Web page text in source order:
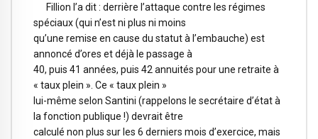
Fillion l’a dit : derrière l’attaque contre les régimes
spéciaux (qui n’est ni plus ni moins
qu’une remise en cause du statut à l’embauche) est
annoncé d’ores et déjà le passage à
40, puis 41 années, puis 42 annuités pour une retraite à
« taux plein ». Ce « taux plein »
lui-même selon Santini (rappelons le secrétaire d’état à
la fonction publique !) devrait être
calculé non plus sur les 6 derniers mois d’exercice, mais